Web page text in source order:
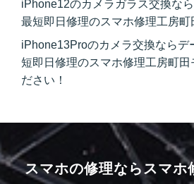
iPhone12のカメラガラス交換な
最短即日修理のスマホ修理工房町
iPhone13Proのカメラ交換ならデ
短即日修理のスマホ修理工房町田
ださい！
スマホの修理ならスマホ